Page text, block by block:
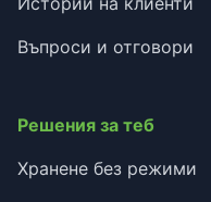
Въпроси и отговори
Решения за теб
Хранене без режими